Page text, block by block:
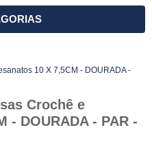
10 X 7,5CM - DOURADA -
Crochê e
- DOURADA - PAR -